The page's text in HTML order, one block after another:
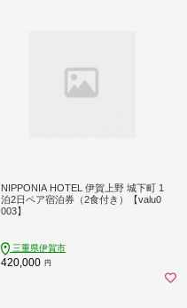
NIPPONIA HOTEL 伊賀上野 城下町 1
泊2日ペア宿泊券（2食付き）【valu0
003】
三重県伊賀市
420,000 円